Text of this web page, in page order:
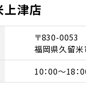
上津店
〒830-0053
福岡県久留
10：00～18：